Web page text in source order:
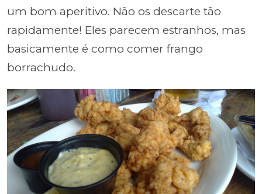
um bom aperitivo. Não os descarte tão
rapidamente! Eles parecem estranhos, mas
basicamente é como comer frango
borrachudo.